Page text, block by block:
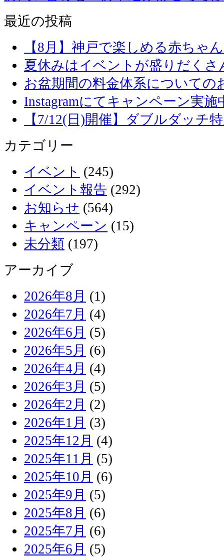
最近の投稿
【8月】神戸で楽しめる赤ちゃ
夏休みはイベントが盛りだくさ
お盆期間の料金体系についての
Instagramにてキャンペーン実施
【7/12(日)開催】ダブルダッチ
カテゴリー
イベント (245)
イベント報告 (292)
お知らせ (564)
キャンペーン (15)
未分類 (197)
アーカイブ
2026年8月 (1)
2026年7月 (4)
2026年6月 (5)
2026年5月 (6)
2026年4月 (4)
2026年3月 (5)
2026年2月 (2)
2026年1月 (3)
2025年12月 (4)
2025年11月 (5)
2025年10月 (6)
2025年9月 (5)
2025年8月 (6)
2025年7月 (6)
2025年6月 (5)